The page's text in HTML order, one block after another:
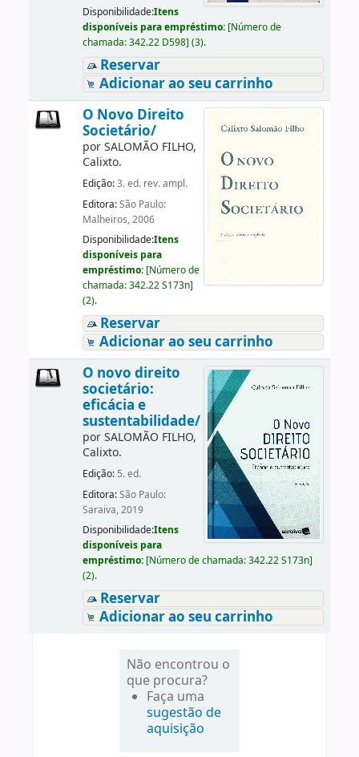
Disponibilidade:Itens
disponíveis para empréstimo: [Número de
chamada:342.22 D598] (3).
Reservar
Adicionar ao seu carrinho
O Novo Direito
Societário/
porSALOMÃO FILHO,
Calixto.
Edição:3. ed. rev. ampl.
Editora:São Paulo:
Malheiros, 2006
Disponibilidade:Itens
disponíveis para
empréstimo: [Número de
chamada:342.22 S173n]
(2).
Reservar
Adicionar ao seu carrinho
O novo direito
societário:
eficácia e
sustentabilidade/
porSALOMÃO FILHO,
Calixto.
Edição: 5. ed.
Editora:São Paulo:
Saraiva, 2019
Disponibilidade:Itens
disponíveis para
empréstimo: [Número de chamada:342.22 S173n]
(2).
Reservar
Adicionar ao seu carrinho
Não encontrou o
que procura?
Faça uma
sugestão de
aquisição